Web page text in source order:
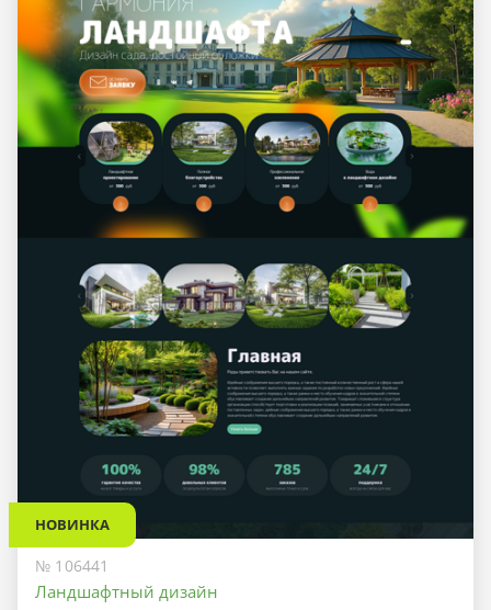
НОВИНКА
№ 106441
Ландшафтный дизайн